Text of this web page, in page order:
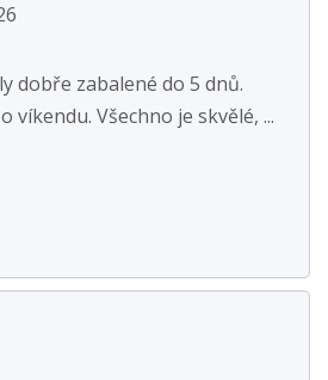
dobře zabalené do 5 dnů.
víkendu. Všechno je skvělé, ...